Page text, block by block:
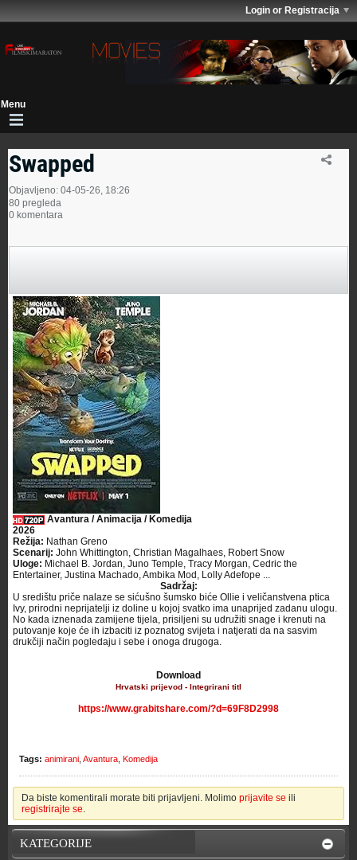
Login or Registracija
Swapped
Objavljeno: 04-05-26, 18:26
80 pregleda
0 komentara
Avantura / Animacija / Komedija
2026
Režija: Nathan Greno
Scenarij: John Whittington, Christian Magalhaes, Robert Snow
Uloge: Michael B. Jordan, Juno Temple, Tracy Morgan, Cedric the
Entertainer, Justina Machado, Ambika Mod, Lolly Adefope ...
Sadržaj:
U središtu priče nalaze se sićušno šumsko biće Ollie i veličanstvena ptica
Ivy, prirodni neprijatelji iz doline u kojoj svatko ima unaprijed zadanu ulogu.
No kada iznenada zamijene tijela, prisiljeni su udružiti snage i krenuti na
putovanje koje će ih izbaciti iz poznatog svijeta i natjerati da na sasvim
drukčiji način pogledaju i sebe i onoga drugoga.
Download
Hrvatski prijevod - Integrirani titl
https://www.grabitshare.com/?d=69F8D2998
Tags: animirani Avantura Komedija
Da biste komentirali morate biti prijavljeni. Molimo prijavite se ili
registrirajte se.
KATEGORIJE